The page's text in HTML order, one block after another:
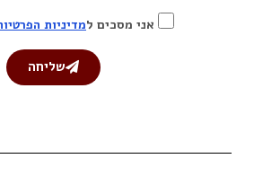
אני מסכים למדיניות
שליחה